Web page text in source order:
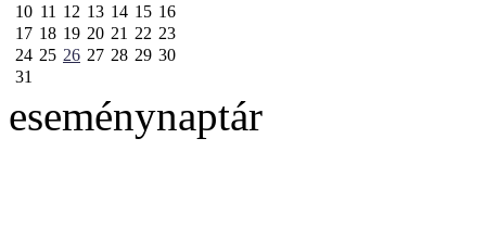
10 11 12 13 14 15 16
17 18 19 20 21 22 23
24 25 26 27 28 29 30
31
eseménynaptár